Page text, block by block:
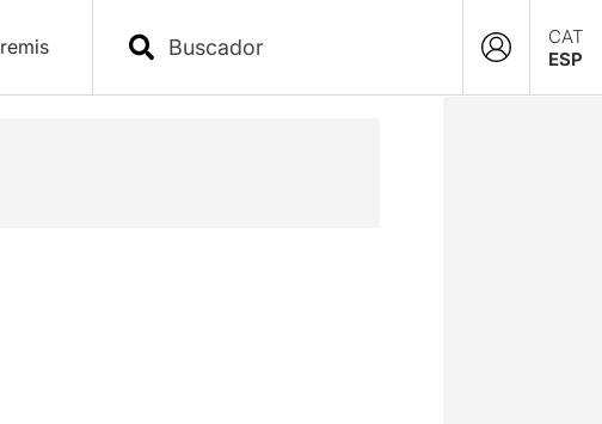
CAT
ESP